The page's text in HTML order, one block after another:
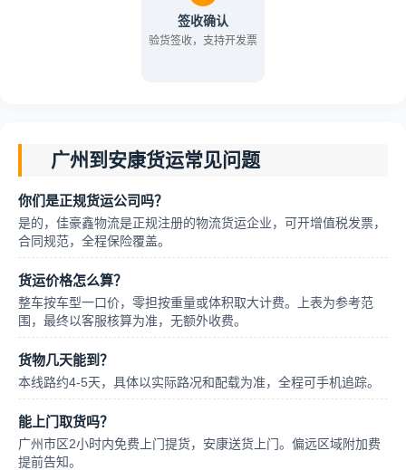
签收确认
验货签收，支持开发票
广州到安康货运常见问题
你们是正规货运公司吗？
是的，佳豪鑫物流是正规注册的物流货运企业，可开增值税发票，
合同规范，全程保险覆盖。
货运价格怎么算？
整车按车型一口价，零担按重量或体积取大计费。上表为参考范
围，最终以客服核算为准，无额外收费。
货物几天能到？
本线路约4-5天，具体以实际路况和配载为准，全程可手机追踪。
能上门取货吗？
广州市区2小时内免费上门提货，安康送货上门。偏远区域附加费
提前告知。